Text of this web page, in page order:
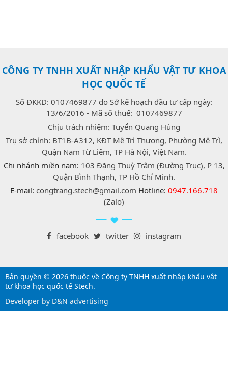
CÔNG TY TNHH XUẤT NHẬP KHẨU VẬT TƯ KHOA
HỌC QUỐC TẾ
Số ĐKKD: 0107469877 do Sở kế hoạch đầu tư cấp ngày:
13/6/2016 - Mã số thuế: 0107469877
Chịu trách nhiệm: Tuyển Quang Hùng
Trụ sở chính: BT1B-A312, KĐT Mễ Trì Thượng, Phường Mễ Trì,
Quận Nam Từ Liêm, TP Hà Nội, Việt Nam.
Chi nhánh miền nam: 103 Đặng Thuỳ Trâm (Đường Trục), P 13,
Quận Bình Thạnh, TP Hồ Chí Minh.
E-mail: congtrang.stech@gmail.com Hotline: 0947.166.718
(Zalo)
facebook twitter instagram
Bản quyền © 2026 thuộc về Công ty TNHH xuất nhập khẩu vật
tư khoa học quốc tế Stech.
Developer by D&N advertising